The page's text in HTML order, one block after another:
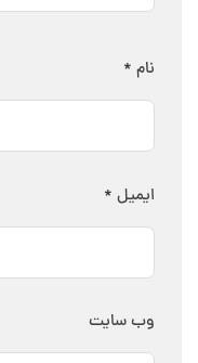
نام *
ایمیل *
وب‌ سایت